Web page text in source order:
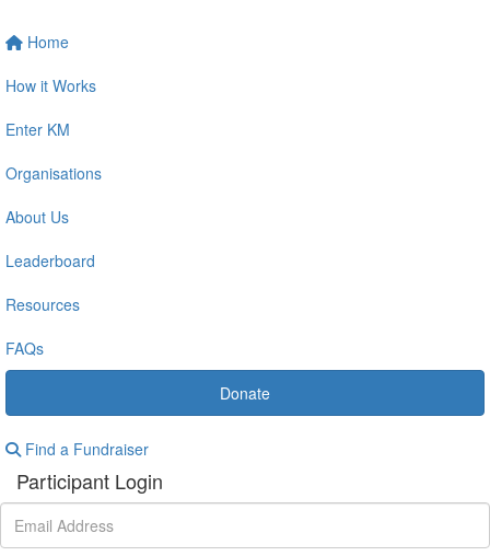
Home
How it Works
Enter KM
Organisations
About Us
Leaderboard
Resources
FAQs
Donate
Find a Fundraiser
Participant Login